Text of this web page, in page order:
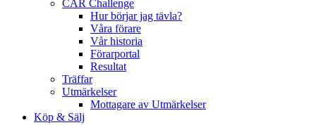
CAR Challenge
Hur börjar jag tävla?
Våra förare
Vår historia
Förarportal
Resultat
Träffar
Utmärkelser
Mottagare av Utmärkelser
Köp & Sälj